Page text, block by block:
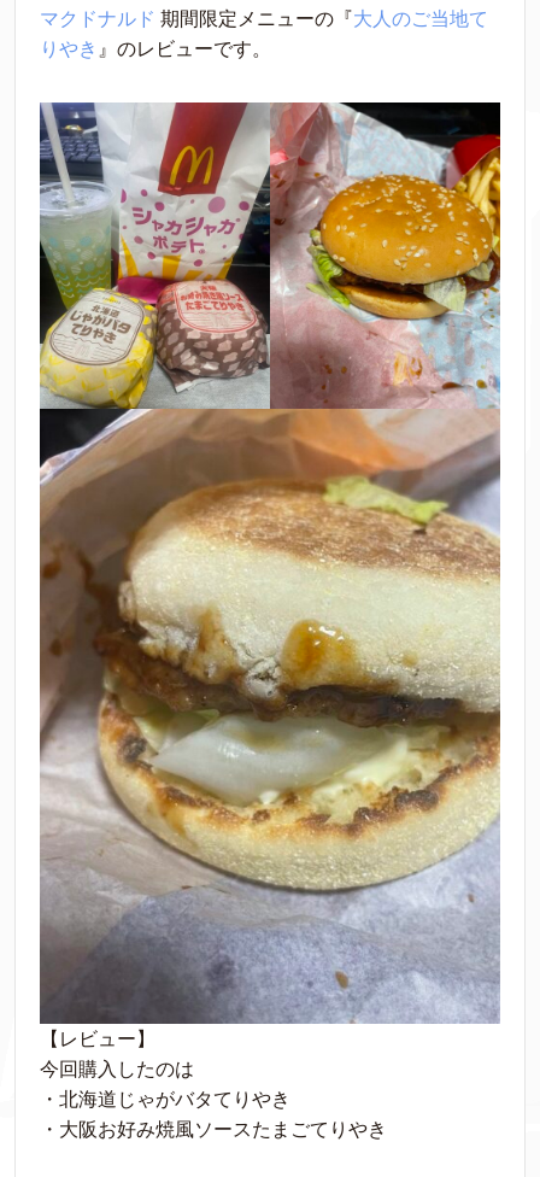
マクドナルド 期間限定メニューの『大人のご当地て
りやき 』のレビューです。
【レビュー】
今回購入したのは
・北海道じゃがバタてりやき
・大阪お好み焼風ソースたまごてりやき